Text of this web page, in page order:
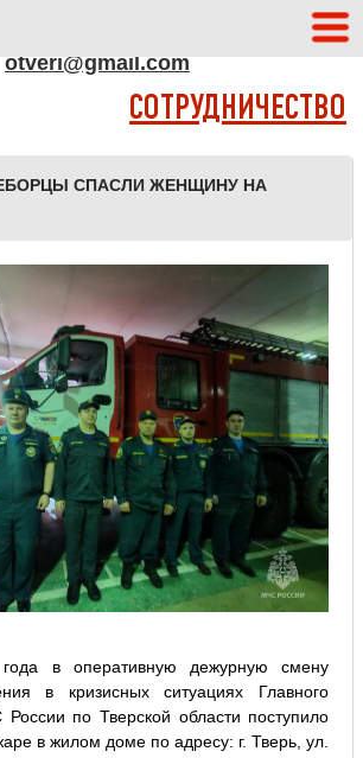
otveri@gmail.com
СОТРУДНИЧЕСТВО
СПАСЛИ ЖЕНЩИНУ НА
в оперативную дежурную смену
в кризисных ситуациях Главного
по Тверской области поступило
в жилом доме по адресу: г. Тверь, ул.